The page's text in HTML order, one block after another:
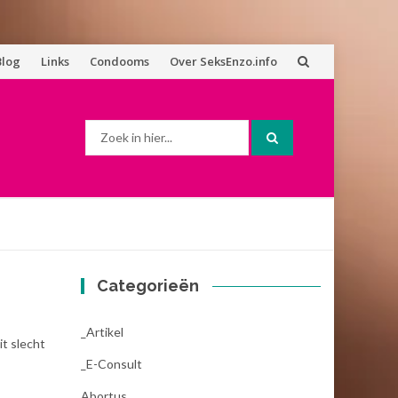
Links Condooms Over SeksEnzo.info
slecht
Categorieën
_Artikel
_E-Consult